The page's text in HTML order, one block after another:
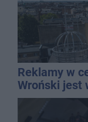
Reklamy w
Wroński jest